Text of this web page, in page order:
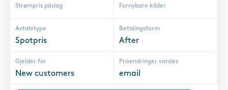
Strømpris påslag Fornybare kilder
Avtaletype
Spotpris
Betalingsform
After
Gjelder for
New customers
Prisendringer varsles
email